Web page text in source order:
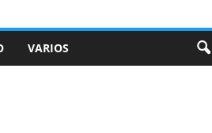
VARIOS